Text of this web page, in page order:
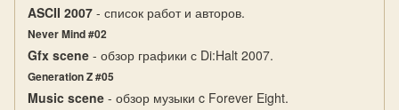
ASCII 2007 - список работ и авторов.
Never Mind #02
Gfx scene - обзор графики с Di:Halt 2007.
Generation Z #05
Music scene - обзор музыки c Forever Eight.